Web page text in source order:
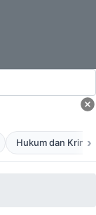
Hukum dan ›